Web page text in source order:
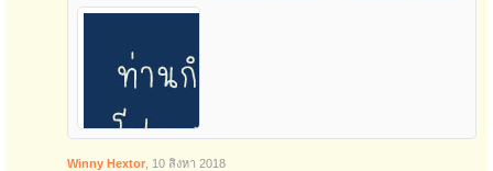
Winny Hextor 10 สิงหา 2018